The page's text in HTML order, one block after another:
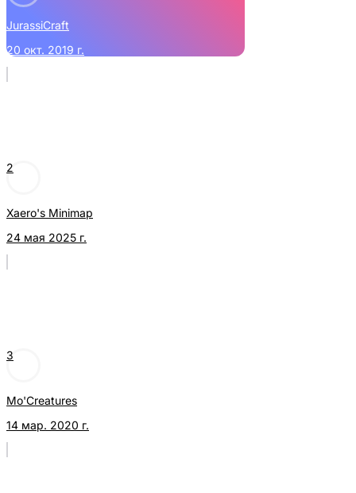
JurassiCraft
20 окт. 2019 г.
2
Xaero's Minimap
24 мая 2025 г.
3
Mo'Creatures
14 мар. 2020 г.